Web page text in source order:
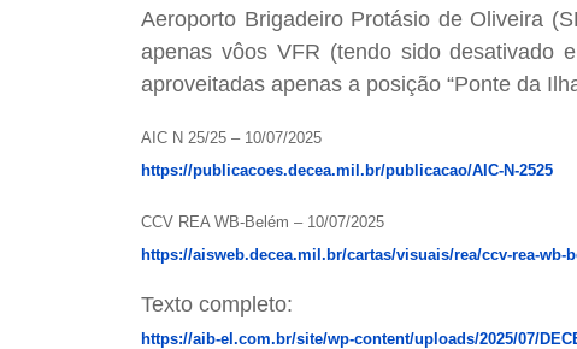
Aeroporto Brigadeiro Protásio de Oliveira
apenas vôos VFR (tendo sido desativado
aproveitadas apenas a posição “Ponte da
AIC N 25/25 – 10/07/2025
https://publicacoes.decea.mil.br/publicacao/AIC-N-2525
CCV REA WB-Belém – 10/07/2025
https://aisweb.decea.mil.br/cartas/visuais/rea/ccv-rea-wb-
Texto completo:
https://aib-el.com.br/site/wp-content/uploads/2025/07/